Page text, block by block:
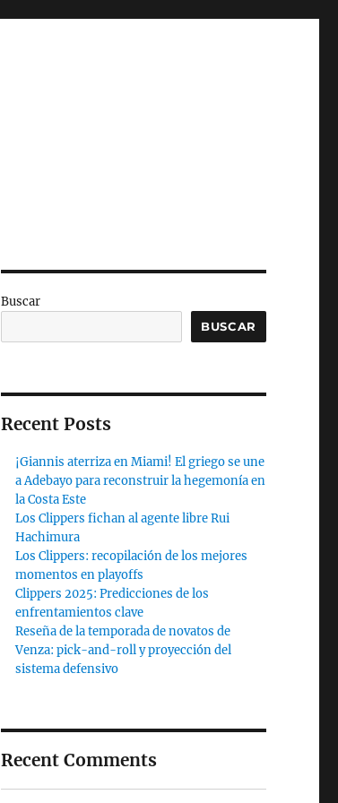
Buscar
BUSCAR
Recent Posts
¡Giannis aterriza en Miami! El griego se une
a Adebayo para reconstruir la hegemonía en
la Costa Este
Los Clippers fichan al agente libre Rui
Hachimura
Los Clippers: recopilación de los mejores
momentos en playoffs
Clippers 2025: Predicciones de los
enfrentamientos clave
Reseña de la temporada de novatos de
Venza: pick-and-roll y proyección del
sistema defensivo
Recent Comments